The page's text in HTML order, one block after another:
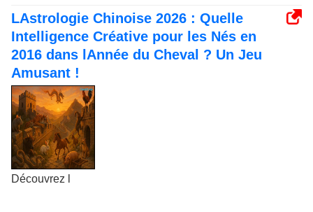
LAstrologie Chinoise 2026 : Quelle
Intelligence Créative pour les Nés en
2016 dans lAnnée du Cheval ? Un Jeu
Amusant !
Découvrez l